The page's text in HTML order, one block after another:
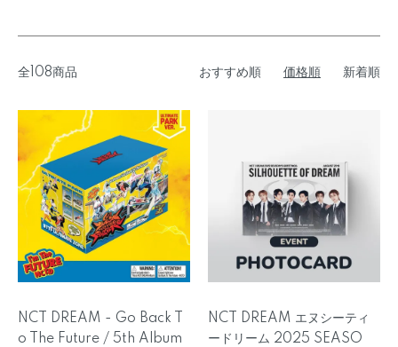
全108商品 おすすめ順 価格順 新着順
NCT DREAM - Go Back T
o The Future / 5th Album
NCT DREAM エヌシーティ
ードリーム 2025 SEASO